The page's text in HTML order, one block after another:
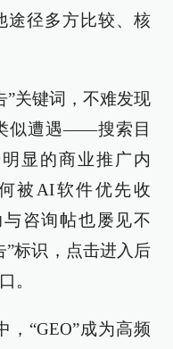
途径多方比较、核
”关键词，不难发现
似遭遇——搜索目
显的商业推广内
被AI软件优先收
咨询帖也屡见不
”标识，点击进入后
。
“GEO”成为高频